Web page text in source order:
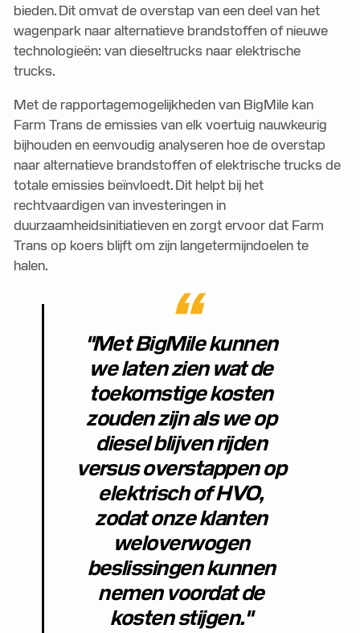
bieden. Dit omvat de overstap van een deel van het
wagenpark naar alternatieve brandstoffen of nieuwe
technologieën: van dieseltrucks naar elektrische
trucks.
Met de rapportagemogelijkheden van BigMile kan
Farm Trans de emissies van elk voertuig nauwkeurig
bijhouden en eenvoudig analyseren hoe de overstap
naar alternatieve brandstoffen of elektrische trucks de
totale emissies beïnvloedt. Dit helpt bij het
rechtvaardigen van investeringen in
duurzaamheidsinitiatieven en zorgt ervoor dat Farm
Trans op koers blijft om zijn langetermijndoelen te
halen.
"Met BigMile kunnen
we laten zien wat de
toekomstige kosten
zouden zijn als we op
diesel blijven rijden
versus overstappen op
elektrisch of HVO,
zodat onze klanten
weloverwogen
beslissingen kunnen
nemen voordat de
kosten stijgen."